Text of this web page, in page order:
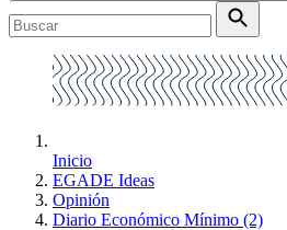
Inicio
EGADE Ideas
Opinión
Diario Económico Mínimo (2)